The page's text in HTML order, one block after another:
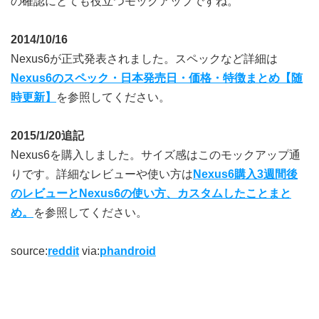
2014/10/16
Nexus6が正式発表されました。スペックなど詳細は
Nexus6のスペック・日本発売日・価格・特徴まとめ【随
時更新】
を参照してください。
2015/1/20追記
Nexus6を購入しました。サイズ感はこのモックアップ通
りです。詳細なレビューや使い方は Nexus6購入3週間後
のレビューとNexus6の使い方、カスタムしたことまと
め。
を参照してください。
source:reddit via:phandroid